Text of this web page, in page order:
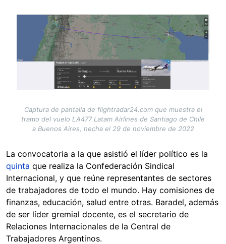
Captura de pantalla de flightradar24.com que muestra el
tramo del vuelo LA477 Latam Airlines de Santiago de Chile
a Buenos Aires, hecha el 29 de noviembre de 2022
La convocatoria a la que asistió el líder político es la
quinta que realiza la Confederación Sindical
Internacional, y que reúne representantes de sectores
de trabajadores de todo el mundo. Hay comisiones de
finanzas, educación, salud entre otras. Baradel, además
de ser líder gremial docente, es el secretario de
Relaciones Internacionales de la Central de
Trabajadores Argentinos.